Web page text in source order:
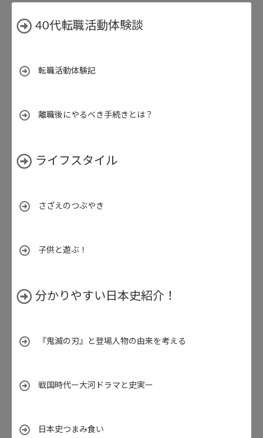
40代転職活動体験談
転職活動体験記
離職後にやるべき手続きとは？
ライフスタイル
さざえのつぶやき
子供と遊ぶ！
分かりやすい日本史紹介！
『鬼滅の刃』と登場人物の由来を考える
戦国時代ー大河ドラマと史実ー
日本史つまみ食い